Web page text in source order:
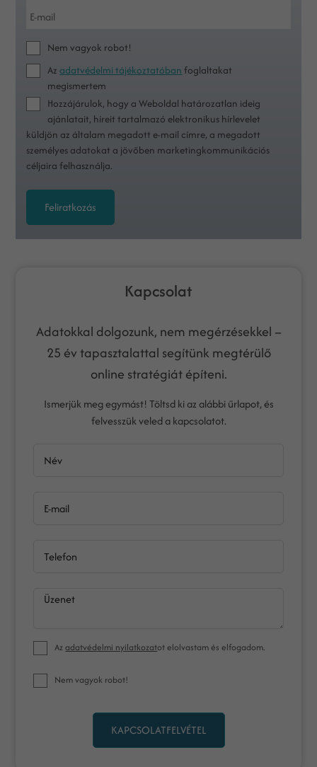
Nem vagyok robot!
Azadatvédelmi tájékoztatóban foglaltakat
megismertem
Hozzájárulok, hogy a Weboldal határozatlan ideig
ajánlatait, híreit tartalmazó elektronikus hírlevelet
küldjön az általam megadott e-mail címre, a megadott
személyes adatokat a jövőben marketingkommunikációs
céljaira felhasználja.
Feliratkozás
Kapcsolat
Adatokkal dolgozunk, nem megérzésekkel –
25 év tapasztalattal segítünk megtérülő
online stratégiát építeni.
Ismerjük meg egymást! Töltsd ki az alábbi űrlapot, és
felvesszük veled a kapcsolatot.
Név
E-mail
Telefon
Üzenet
Azadatvédelmi nyilatkozatot elolvastam és elfogadom.
Nem vagyok robot!
KAPCSOLATFELVÉTEL